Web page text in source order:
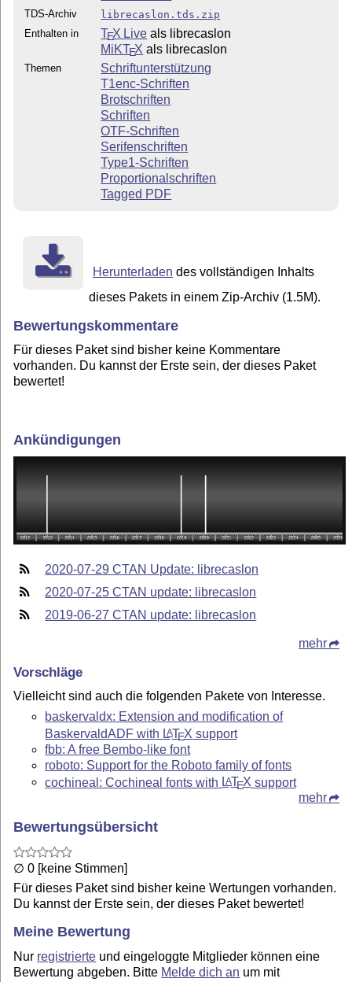
TDS-Archiv
librecaslon.tds.zip
Enthalten in
TEX Live als librecaslon
MiKTEX als librecaslon
Themen
Schriftunterstützung
T1enc-Schriften
Brotschriften
Schriften
OTF-Schriften
Serifenschriften
Type1-Schriften
Proportionalschriften
Tagged PDF
Herunterladen des vollständigen Inhalts
dieses Pakets in einem Zip-Archiv (1.5M).
Bewertungskommentare
Für dieses Paket sind bisher keine Kommentare
vorhanden. Du kannst der Erste sein, der dieses Paket
bewertet!
Ankündigungen
2020-07-29 CTAN Update: librecaslon
2020-07-25 CTAN update: librecaslon
2019-06-27 CTAN update: librecaslon
mehr
Vorschläge
Vielleicht sind auch die folgenden Pakete von Interesse.
baskervaldx: Extension and modification of
BaskervaldADF with LATEX support
fbb: A free Bembo-like font
roboto: Support for the Roboto family of fonts
cochineal: Cochineal fonts with LATEX support
mehr
Bewertungsübersicht
∅ 0 [keine Stimmen]
Für dieses Paket sind bisher keine Wertungen vorhanden.
Du kannst der Erste sein, der dieses Paket bewertet!
Meine Bewertung
Nur registrierte und eingeloggte Mitglieder können eine
Bewertung abgeben. Bitte Melde dich an um mit